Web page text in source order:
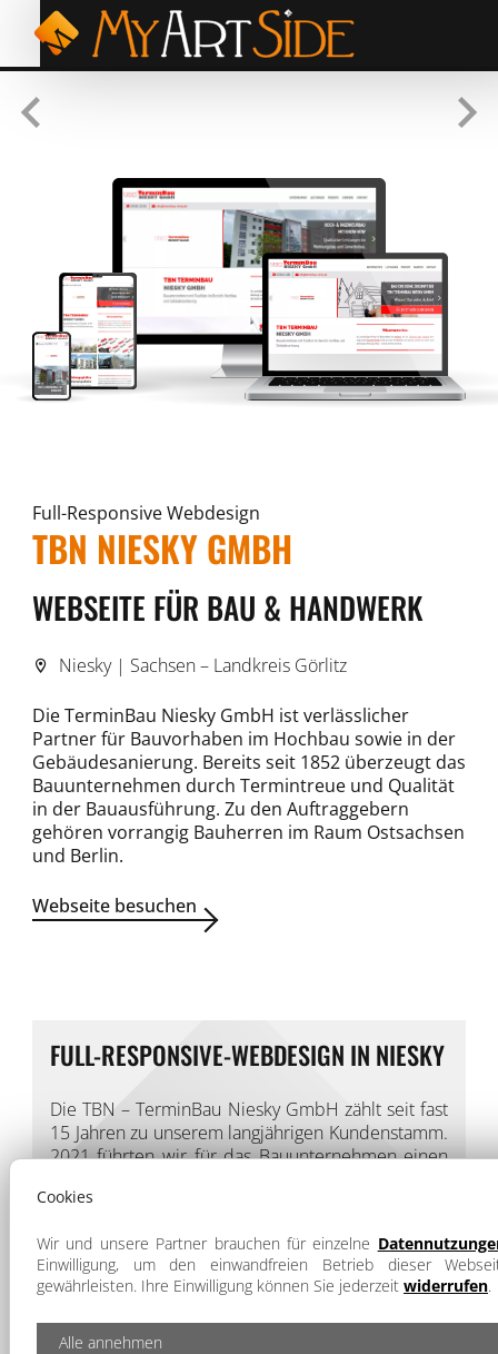
Full-Responsive Webdesign
TBN NIESKY GMBH
WEBSEITE FÜR BAU & HANDWERK
Niesky | Sachsen – Landkreis Görlitz
Die TerminBau Niesky GmbH ist verlässlicher
Partner für Bauvorhaben im Hochbau sowie in der
Gebäudesanierung. Bereits seit 1852 überzeugt das
Bauunternehmen durch Termintreue und Qualität
in der Bauausführung. Zu den Auftraggebern
gehören vorrangig Bauherren im Raum Ostsachsen
und Berlin.
Webseite besuchen
FULL-RESPONSIVE-WEBDESIGN IN NIESKY
Die TBN – TerminBau Niesky GmbH zählt seit fast
15 Jahren zu unserem langjährigen Kundenstamm.
2021 führten wir für das Bauunternehmen einen
neue
Kunden wurde eine Webseite entwickelt, welche
nicht nur ansprechend für potentielle Bauherren
ist, sondern insbesondere auch für Bewerber im
Bereich Handwerk und Bau:
Cookies
Wir und unsere Partner brauchen für einzelne
Einwilligung, um den einwandfreien Betrieb dieser
gewährleisten. Ihre Einwilligung können Sie jederzeit widerrufen.
Alle annehmen